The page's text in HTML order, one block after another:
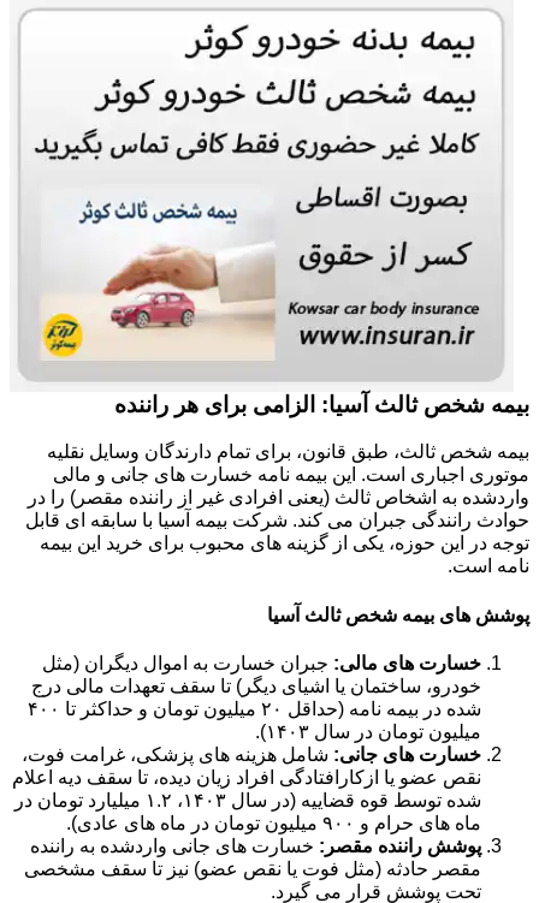
بیمه شخص ثالث آسیا: الزامی برای هر راننده
بیمه شخص ثالث، طبق قانون، برای تمام دارندگان وسایل نقلیه
موتوری اجباری است. این بیمه نامه خسارت های جانی و مالی
واردشده به اشخاص ثالث (یعنی افرادی غیر از راننده مقصر) را در
حوادث رانندگی جبران می کند. شرکت بیمه آسیا با سابقه ای قابل
توجه در این حوزه، یکی از گزینه های محبوب برای خرید این بیمه
نامه است.
پوشش های بیمه شخص ثالث آسیا
خسارت های مالی: جبران خسارت به اموال دیگران (مثل
خودرو، ساختمان یا اشیای دیگر) تا سقف تعهدات مالی درج
شده در بیمه نامه (حداقل ۲۰ میلیون تومان و حداکثر تا ۴۰۰
میلیون تومان در سال ۱۴۰۳).
خسارت های جانی: شامل هزینه های پزشکی، غرامت فوت،
نقص عضو یا ازکارافتادگی افراد زیان دیده، تا سقف دیه اعلام
شده توسط قوه قضاییه (در سال ۱۴۰۳، ۱.۲ میلیارد تومان در
ماه های حرام و ۹۰۰ میلیون تومان در ماه های عادی).
پوشش راننده مقصر: خسارت های جانی واردشده به راننده
مقصر حادثه (مثل فوت یا نقص عضو) نیز تا سقف مشخصی
تحت پوشش قرار می گیرد.